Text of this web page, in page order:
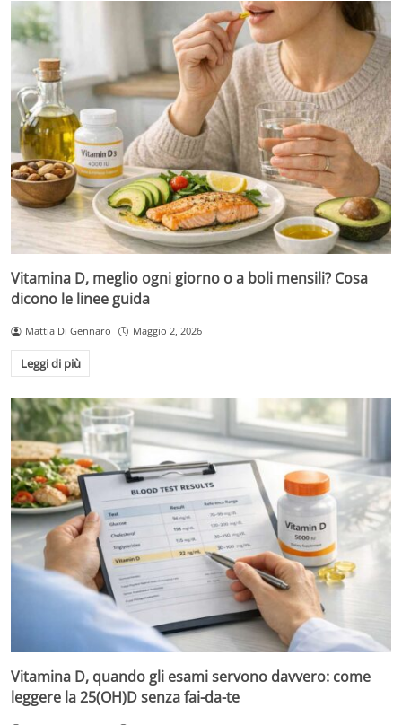
Vitamina D, meglio ogni giorno o a boli mensili? Cosa
dicono le linee guida
Mattia Di Gennaro Maggio 2, 2026
Leggi di più
Vitamina D, quando gli esami servono davvero: come
leggere la 25(OH)D senza fai-da-te